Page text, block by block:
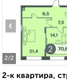
2/2
‹
2-к квартира,